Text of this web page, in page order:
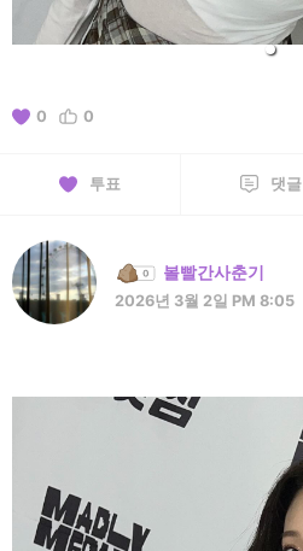
0 0
투표 댓글
볼빨간사춘기
2026년 3월 2일 PM 8:05